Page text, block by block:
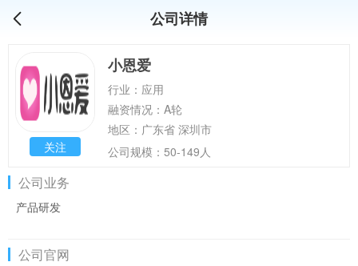
公司详情
关注
小恩爱
行业：应用
融资情况：A轮
地区：广东省 深圳市
公司规模：50-149人
公司业务
产品研发
公司官网